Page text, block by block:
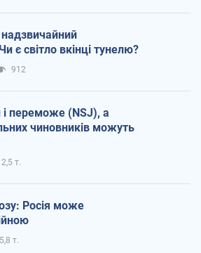
надзвичайний
є світло вкінці тунелю?
912
переможе (NSJ), а
чиновників можуть
2,5 т.
Росія може
5,8 т.